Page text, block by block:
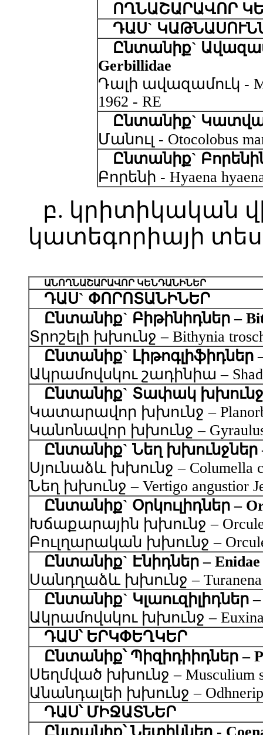
ՈՂՆԱՇԱՐԱՎՈՐ
ԴԱՍ`
Ընտանիք`
Gerbillidae
Դալի ավազամուկ -
1962 - RE
Ընտանիք`
Մանուլ - Otocolobus
Ընտանիք`
Բորենի - Hyaena
բ. կրիտիկական
կատեգորիայի
ԱՆՈՂՆԱՇԱՐԱՎՈՐ ԿԵՆԴԱՆԻՆԵՐ
ԴԱՍ` ՓՈՐՈՏԱՆԻՆԵՐ
Ընտանիք` Բիթինիդներ –
Տրոշելի խխունջ – Bithynia
Ընտանիք` Լիթոգլիֆիդներ –
Ակրամովսկու շադինիա –
Ընտանիք` Տափակ
Կատարավոր խխունջ – Planorbis
Կանոնավոր խխունջ – Gyraulus
Ընտանիք` Նեղ խխունջներ
Սյունաձև խխունջ – Columella
Նեղ խխունջ – Vertigo angustior
Ընտանիք` Օրկուլիդներ –
Խճաքարային խխունջ –
Բուլղարական խխունջ –
Ընտանիք` Էնիդներ – Enidae
Սանդղաձև խխունջ – Turanena
Ընտանիք` Կլաուզիլիդներ –
Ակրամովսկու խխունջ – Euxina
ԴԱՍ՝ ԵՐԿՓԵՂԿԵՐ
Ընտանիք՝ Պիզիդիիդներ –
Սեղմված խխունջ – Musculium
Անանդալեի խխունջ –
ԴԱՍ՝ ՄԻՋԱՏՆԵՐ